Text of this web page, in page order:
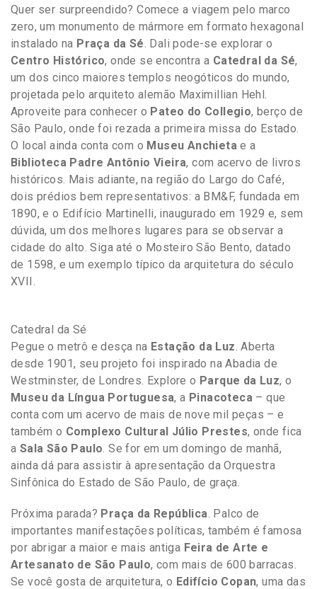
Quer ser surpreendido? Comece a viagem pelo marco
zero, um monumento de mármore em formato hexagonal
instalado na Praça da Sé . Dali pode-se explorar o
Centro Histórico, onde se encontra a Catedral da Sé,
um dos cinco maiores templos neogóticos do mundo,
projetada pelo arquiteto alemão Maximillian Hehl.
Aproveite para conhecer o Pateo do Collegio, berço de
São Paulo, onde foi rezada a primeira missa do Estado.
O local ainda conta com o Museu Anchieta e a
Biblioteca Padre Antônio Vieira, com acervo de livros
históricos. Mais adiante, na região do Largo do Café,
dois prédios bem representativos: a BM&F, fundada em
1890, e o Edifício Martinelli, inaugurado em 1929 e, sem
dúvida, um dos melhores lugares para se observar a
cidade do alto. Siga até o Mosteiro São Bento, datado
de 1598, e um exemplo típico da arquitetura do século
XVII.
Catedral da Sé
Pegue o metrô e desça na Estação da Luz . Aberta
desde 1901, seu projeto foi inspirado na Abadia de
Westminster, de Londres. Explore o Parque da Luz, o
Museu da Língua Portuguesa, a Pinacoteca – que
conta com um acervo de mais de nove mil peças – e
também o Complexo Cultural Júlio Prestes, onde fica
a Sala São Paulo . Se for em um domingo de manhã,
ainda dá para assistir à apresentação da Orquestra
Sinfônica do Estado de São Paulo, de graça.
Próxima parada? Praça da República . Palco de
importantes manifestações políticas, também é famosa
por abrigar a maior e mais antiga Feira de Arte e
Artesanato de São Paulo, com mais de 600 barracas.
Se você gosta de arquitetura, o Edifício Copan, uma das